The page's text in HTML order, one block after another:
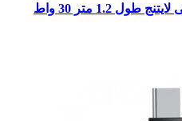
كابل شحن جوى روم تايب سى الى لايتنج طول 1.2 متر 30 واط